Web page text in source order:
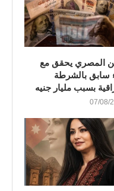
المصري يحقق مع
سابق بالشرطة
بسبب مليار جنيه
07/08/